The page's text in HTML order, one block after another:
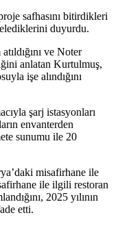
safhasını bitirdikleri
duyurdu.
ve Noter
anlatan Kurtulmuş,
işe alındığını
şarj istasyonları
envanterden
sunumu ile 20
misafirhane ile
ile ilgili restoran
2025 yılının
etti.